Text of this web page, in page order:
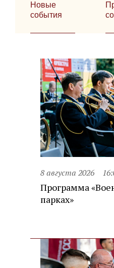
Новые
события
8 августа 2026
Программа
парках»